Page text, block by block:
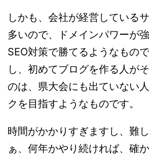
しかも、会社が経営している
多いので、ドメインパワーが
SEO対策で勝てるようなもの
し、初めてブログを作る人が
のは、県大会にも出ていない
クを目指すようなものです。
時間がかかりすぎますし、難
ぁ、何年かやり続ければ、確